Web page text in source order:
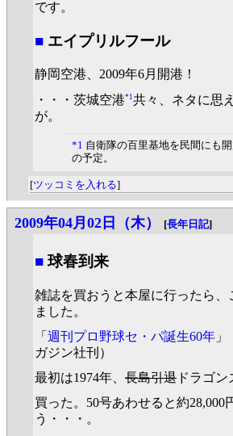
です。
■ エイプリルフール
静岡空港、2009年6月開港！
・・・茨城空港*1 共々、ネタに思
が。
*1 自衛隊の百里基地を民間にも
の予定。
[ツッコミを入れる]
2009年04月02日（木） [長年日記]
■ 球春到来
雑誌を買おうと本屋に行ったら、
ました。
「 週刊プロ野球セ・パ誕生60年
ガジン社刊）
最初は1974年、 長島引退 ドラゴン
買った。50号あわせると約28,000
う・・・。